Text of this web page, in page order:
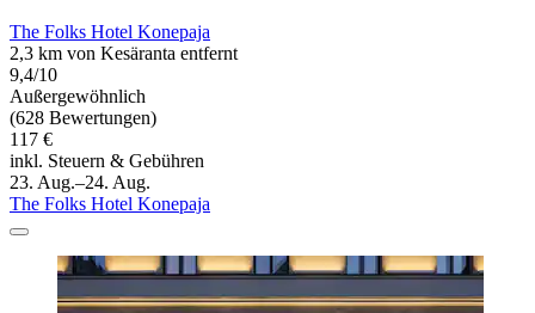
The Folks Hotel Konepaja
2,3 km von Kesäranta entfernt
9,4/10
Außergewöhnlich
(628 Bewertungen)
117 €
inkl. Steuern & Gebühren
23. Aug.–24. Aug.
The Folks Hotel Konepaja